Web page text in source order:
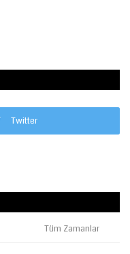
Twitter
Tüm Zamanlar